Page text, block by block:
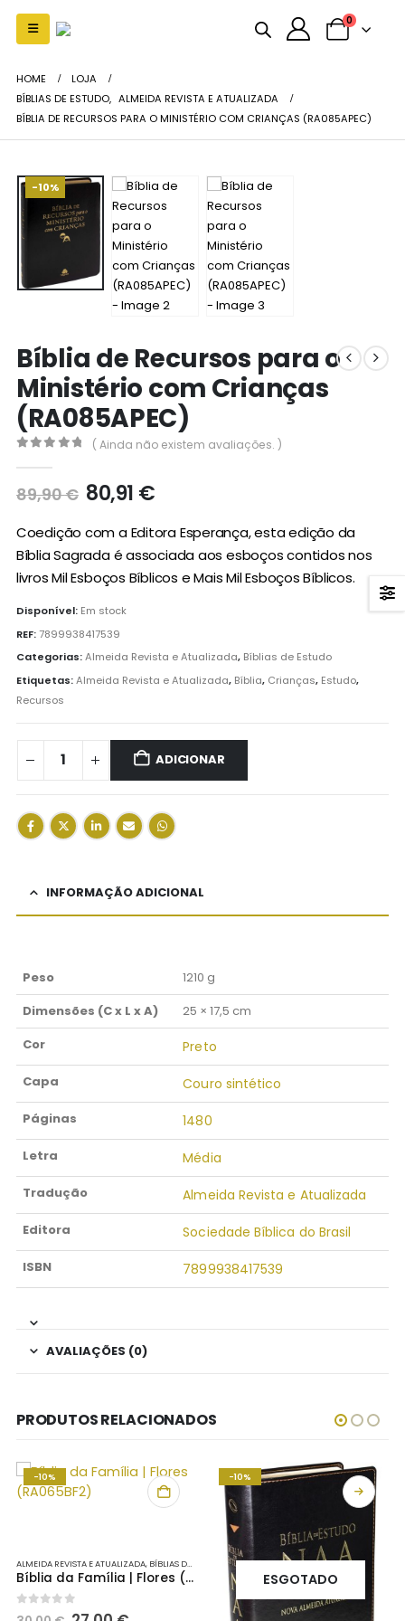
0
HOME
LOJA
BÍBLIAS DE ESTUDO, ALMEIDA REVISTA E ATUALIZADA
BÍBLIA DE RECURSOS PARA O MINISTÉRIO COM CRIANÇAS (RA085APEC)
-10%
Bíblia de Recursos para o
Ministério com Crianças
(RA085APEC)
( Ainda não existem avaliações. )
89,90€ O
preço
original
era:
89,90 €.
80,91 €O
atual
é:
80,91 €.
Coedição com a Editora Esperança, esta edição da
Bíblia Sagrada é associada aos esboços contidos nos
livros Mil Esboços Bíblicos e Mais Mil Esboços Bíblicos.
Disponível: Em stock
REF:7899938417539
Categorias:Almeida Revista e Atualizada, Bíblias de Estudo
Etiquetas:Almeida Revista e Atualizada, Bíblia, Crianças, Estudo,
Recursos
ADICIONAR
INFORMAÇÃO ADICIONAL
Peso
1210 g
Dimensões (C x L x A)
25 × 17,5 cm
Cor
Preto
Capa Couro sintético
Páginas 1480
Letra Média
Tradução Almeida Revista e Atualizada
Editora Sociedade Bíblica do Brasil
ISBN 7899938417539
AVALIAÇÕES (0)
PRODUTOS RELACIONADOS
-10%
ALMEIDA REVISTA E ATUALIZADA, BÍBLIAS DE ESTUDO
Bíblia da Família | Flores (RA065BF2)
out of 5
-10%
ESGOTADO